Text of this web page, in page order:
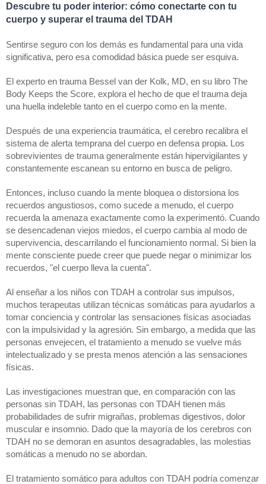
Descubre tu poder interior: cómo conectarte con tu
cuerpo y superar el trauma del TDAH
Sentirse seguro con los demás es fundamental para una vida
significativa, pero esa comodidad básica puede ser esquiva.
El experto en trauma Bessel van der Kolk, MD, en su libro The
Body Keeps the Score, explora el hecho de que el trauma deja
una huella indeleble tanto en el cuerpo como en la mente.
Después de una experiencia traumática, el cerebro recalibra el
sistema de alerta temprana del cuerpo en defensa propia. Los
sobrevivientes de trauma generalmente están hipervigilantes y
constantemente escanean su entorno en busca de peligro.
Entonces, incluso cuando la mente bloquea o distorsiona los
recuerdos angustiosos, como sucede a menudo, el cuerpo
recuerda la amenaza exactamente como la experimentó. Cuando
se desencadenan viejos miedos, el cuerpo cambia al modo de
supervivencia, descarrilando el funcionamiento normal. Si bien la
mente consciente puede creer que puede negar o minimizar los
recuerdos, "el cuerpo lleva la cuenta".
Al enseñar a los niños con TDAH a controlar sus impulsos,
muchos terapeutas utilizan técnicas somáticas para ayudarlos a
tomar conciencia y controlar las sensaciones físicas asociadas
con la impulsividad y la agresión. Sin embargo, a medida que las
personas envejecen, el tratamiento a menudo se vuelve más
intelectualizado y se presta menos atención a las sensaciones
físicas.
Las investigaciones muestran que, en comparación con las
personas sin TDAH, las personas con TDAH tienen más
probabilidades de sufrir migrañas, problemas digestivos, dolor
muscular e insomnio. Dado que la mayoría de los cerebros con
TDAH no se demoran en asuntos desagradables, las molestias
somáticas a menudo no se abordan.
El tratamiento somático para adultos con TDAH podría comenzar